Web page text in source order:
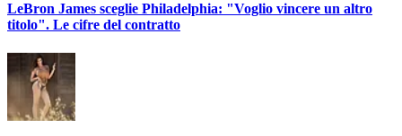
LeBron James sceglie Philadelphia: "Voglio vincere un altro
titolo". Le cifre del contratto